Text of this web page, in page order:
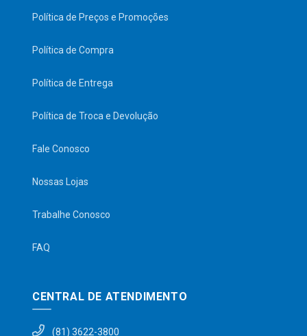
Política de Preços e Promoções
Política de Compra
Política de Entrega
Política de Troca e Devolução
Fale Conosco
Nossas Lojas
Trabalhe Conosco
FAQ
CENTRAL DE ATENDIMENTO
(81) 3622-3800